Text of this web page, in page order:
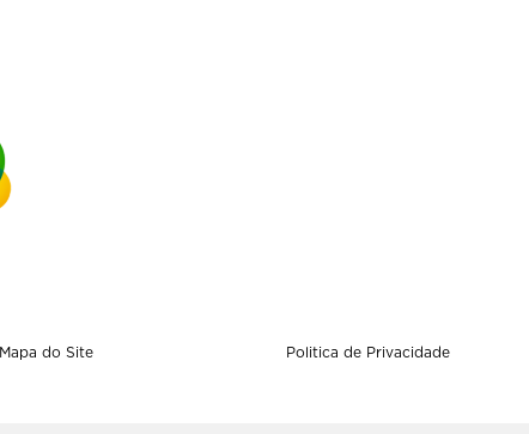
Mapa do Site Politica de Privacidade